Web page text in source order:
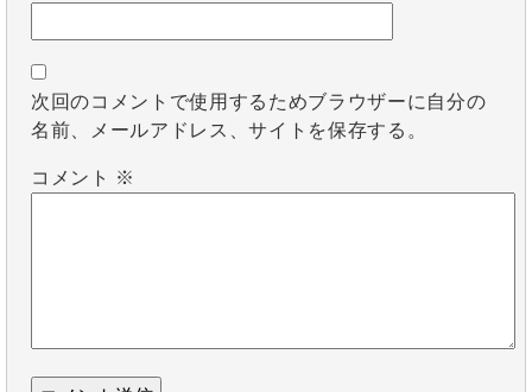
次回のコメントで使用するためブラウザーに自分の
名前、メールアドレス、サイトを保存する。
コメント ※